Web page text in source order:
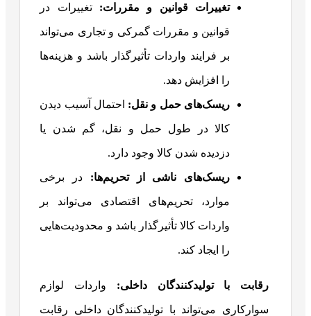
تغییرات قوانین و مقررات: تغییرات در
قوانین و مقررات گمرکی و تجاری می‌تواند
بر فرایند واردات تأثیرگذار باشد و هزینه‌ها
را افزایش دهد.
ریسک‌های حمل و نقل: احتمال آسیب دیدن
کالا در طول حمل و نقل، گم شدن یا
دزدیده شدن کالا وجود دارد.
ریسک‌های ناشی از تحریم‌ها: در برخی
موارد، تحریم‌های اقتصادی می‌تواند بر
واردات کالا تأثیرگذار باشد و محدودیت‌هایی
را ایجاد کند.
رقابت با تولیدکنندگان داخلی: واردات لوازم
سوارکاری می‌تواند با تولیدکنندگان داخلی رقابت